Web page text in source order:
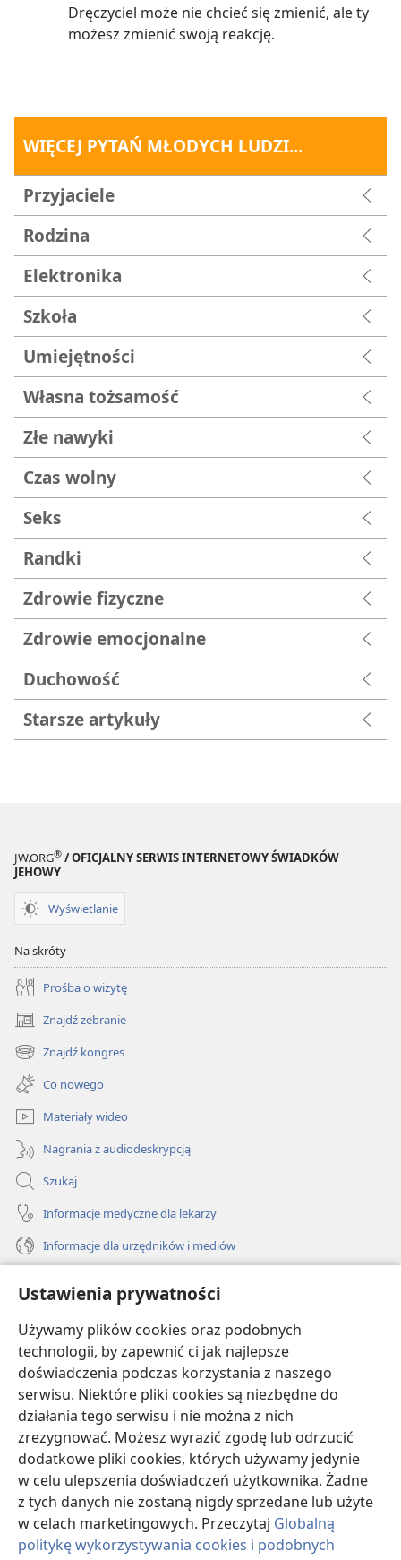
Ustawienia prywatności
Używamy plików cookies oraz podobnych
technologii, by zapewnić ci jak najlepsze
doświadczenia podczas korzystania z naszego
serwisu. Niektóre pliki cookies są niezbędne do
działania tego serwisu i nie można z nich
zrezygnować. Możesz wyrazić zgodę lub odrzucić
dodatkowe pliki cookies, których używamy jedynie
w celu ulepszenia doświadczeń użytkownika. Żadne
z tych danych nie zostaną nigdy sprzedane lub użyte
w celach marketingowych. Przeczytaj Globalną
politykę wykorzystywania cookies i podobnych
Dręczyciel może nie chcieć się zmienić, ale ty
możesz zmienić swoją reakcję.
WIĘCEJ PYTAŃ MŁODYCH LUDZI...
Przyjaciele
Rodzina
Elektronika
Szkoła
Umiejętności
Własna tożsamość
Złe nawyki
Czas wolny
Seks
Randki
Zdrowie fizyczne
Zdrowie emocjonalne
Duchowość
Starsze artykuły
JW.ORG® / OFICJALNY SERWIS INTERNETOWY ŚWIADKÓW
JEHOWY
Wyświetlanie
Na skróty
Prośba o wizytę
Znajdź zebranie
(opens
new
window)
Znajdź kongres
(opens
new
window)
Co nowego
Materiały wideo
Nagrania z audiodeskrypcją
Szukaj
Informacje medyczne dla lekarzy
Informacje dla urzędników i mediów
Darowizny
(opens
new
window)BIBLIOTEKA INTERNETOWA Strażnicy
(opens
new
window)JW Hub
(opens
new
window)JW Library
Watchtower Library